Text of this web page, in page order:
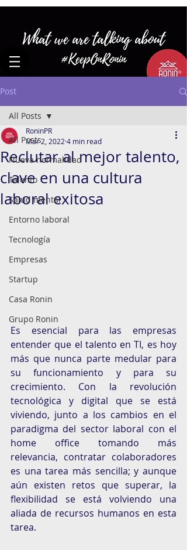
Post
All Posts
Nueva normalidad
Talento
Salud mental
Entorno laboral
Tecnología
Empresas
Startup
Casa Ronin
Grupo Ronin
All Posts
Reclutar al mejor talento,
clave en una cultura
laboral exitosa
RoninPR
Mar 2, 2022 4 min read
Es esencial para las empresas
entender que el talento en TI, es hoy
más que nunca parte medular para
su funcionamiento y para su
crecimiento. Con la revolución
tecnológica y digital que se está
viviendo, junto a los cambios en el
paradigma del sector laboral con el
home office tomando más
relevancia, contratar colaboradores
es una tarea más sencilla; y aunque
aún existen retos que superar, la
flexibilidad se está volviendo una
aliada de recursos humanos en esta
tarea.